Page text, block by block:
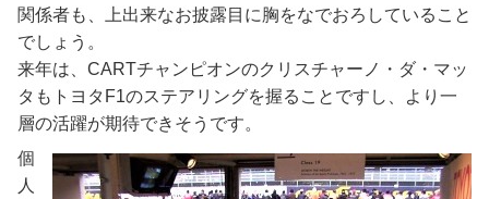
関係者も、上出来なお披露目に胸をなでおろしていること
でしょう。
来年は、CARTチャンピオンのクリスチャーノ・ダ・マッ
タもトヨタF1のステアリングを握ることですし、より一
層の活躍が期待できそうです。
個
人